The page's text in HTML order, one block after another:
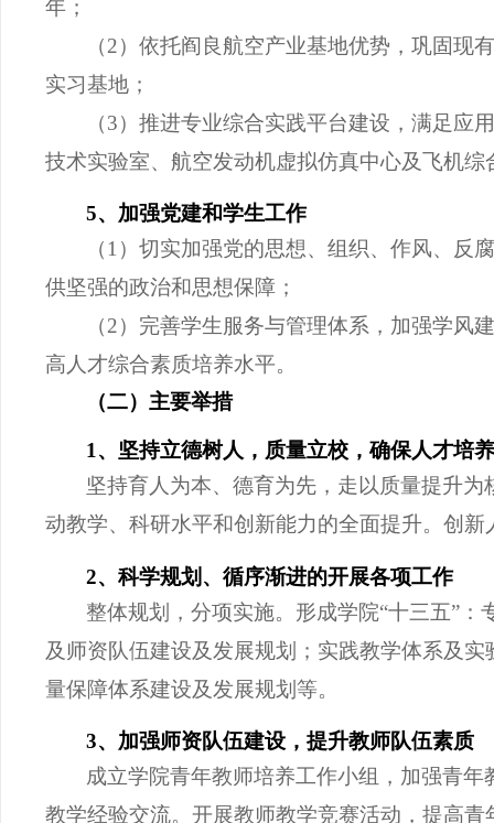
年；
（2）依托阎良航空产业基地优势，巩固现
实习基地；
（3）推进专业综合实践平台建设，满足应
技术实验室、航空发动机虚拟仿真中心及飞机综
5、加强党建和学生工作
（1）切实加强党的思想、组织、作风、反
供坚强的政治和思想保障；
（2）完善学生服务与管理体系，加强学风
高人才综合素质培养水平。
（二）主要举措
1、坚持立德树人，质量立校，确保人才培
坚持育人为本、德育为先，走以质量提升
动教学、科研水平和创新能力的全面提升。创
2、科学规划、循序渐进的开展各项工作
整体规划，分项实施。形成学院“十三五”：
及师资队伍建设及发展规划；实践教学体系及
量保障体系建设及发展规划等。
3、加强师资队伍建设，提升教师队伍素质
成立学院青年教师培养工作小组，加强青
教学经验交流。开展教师教学竞赛活动，提高